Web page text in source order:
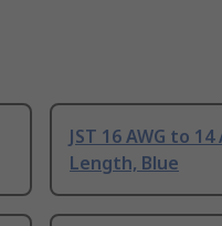
JST 16 AWG to 14
Length, Blue